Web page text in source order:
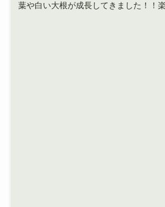
葉や白い大根が成長してきました！！